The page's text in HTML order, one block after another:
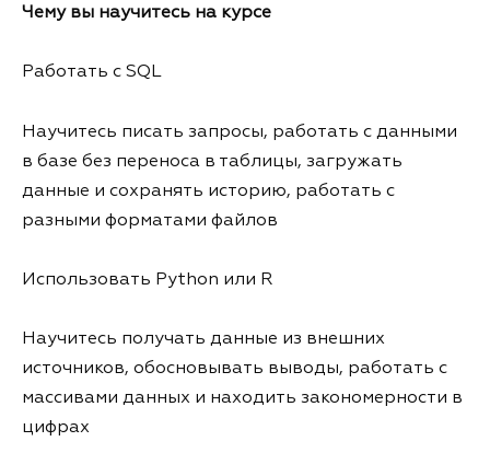
Чему вы научитесь на курсе
Работать с SQL
Научитесь писать запросы, работать с данными
в базе без переноса в таблицы, загружать
данные и сохранять историю, работать с
разными форматами файлов
Использовать Python или R
Научитесь получать данные из внешних
источников, обосновывать выводы, работать с
массивами данных и находить закономерности в
цифрах